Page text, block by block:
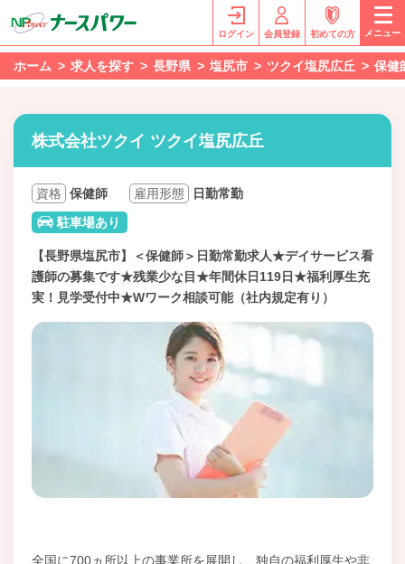
ログイン 会員登録 初めての方 メニュー
ホーム 求人を探す 長野県 塩尻市 ツクイ塩尻広丘 保健
株式会社ツクイ ツクイ塩尻広丘
資格 保健師 雇用形態
日勤常勤
駐車場あり
【長野県塩尻市】＜保健師＞日勤常勤求人★デイサービス看
護師の募集です★残業少な目★年間休日119日★福利厚生充
実！見学受付中★Wワーク相談可能（社内規定有り）
全国に700ヵ所以上の事業所を展開し、独自の福利厚生や非